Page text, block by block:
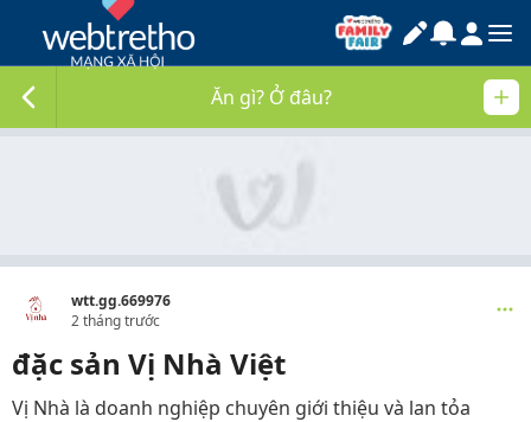
Ăn gì? Ở đâu?
wtt.gg.669976
2 tháng trước
đặc sản Vị Nhà Việt
Vị Nhà là doanh nghiệp chuyên giới thiệu và lan tỏa